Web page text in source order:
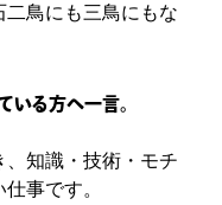
二鳥にも三鳥にもな
いる方へ一言。
、知識・技術・モチ
事です。